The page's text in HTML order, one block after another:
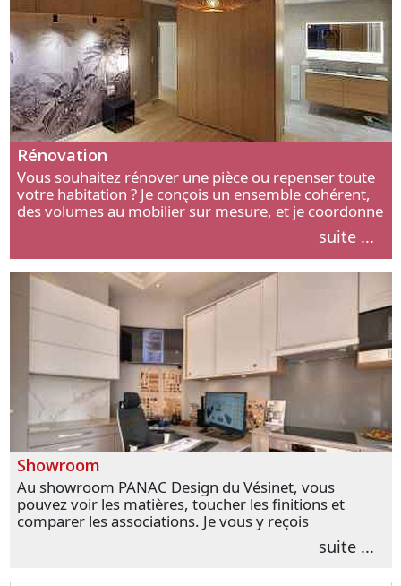
Rénovation
Vous souhaitez rénover une pièce ou repenser toute
votre habitation ? Je conçois un ensemble cohérent,
des volumes au mobilier sur mesure, et je coordonne
suite ...
Showroom
Au showroom PANAC Design du Vésinet, vous
pouvez voir les matières, toucher les finitions et
comparer les associations. Je vous y reçois
personnellement pour parler de votre projet et
transformer vos premières idées en choix plussuite ...